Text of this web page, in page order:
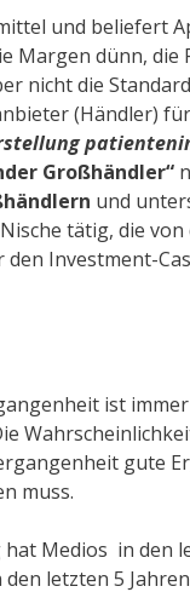
und beliefert
Margen dünn,
nicht die
(Händler)
Großhändler“
und
tätig, die
Investment-
ist
gute
muss.
Medios in den
letzten 5